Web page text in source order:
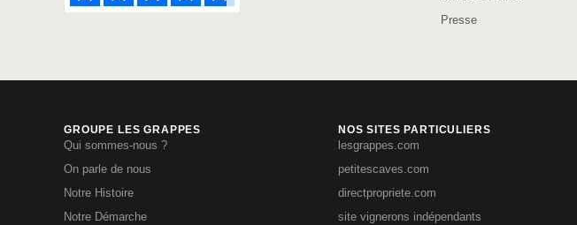
Presse
GROUPE LES GRAPPES
Qui sommes-nous ?
On parle de nous
Notre Histoire
Notre Démarche
NOS SITES PARTICULIERS
lesgrappes.com
petitescaves.com
directpropriete.com
site vignerons indépendants